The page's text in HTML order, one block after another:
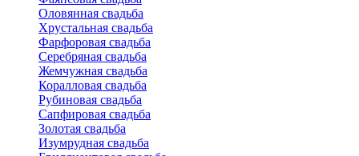
Оловянная свадьба
Хрустальная свадьба
Фарфоровая свадьба
Серебряная свадьба
Жемчужная свадьба
Коралловая свадьба
Рубиновая свадьба
Сапфировая свадьба
Золотая свадьба
Изумрудная свадьба